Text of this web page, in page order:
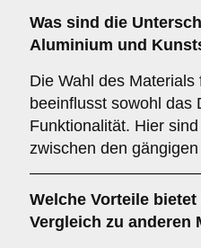
Was sind die
Aluminium und
Die Wahl des
beeinflusst sowohl das
Funktionalität. Hier
zwischen den
Welche Vorteile bietet
Vergleich zu anderen